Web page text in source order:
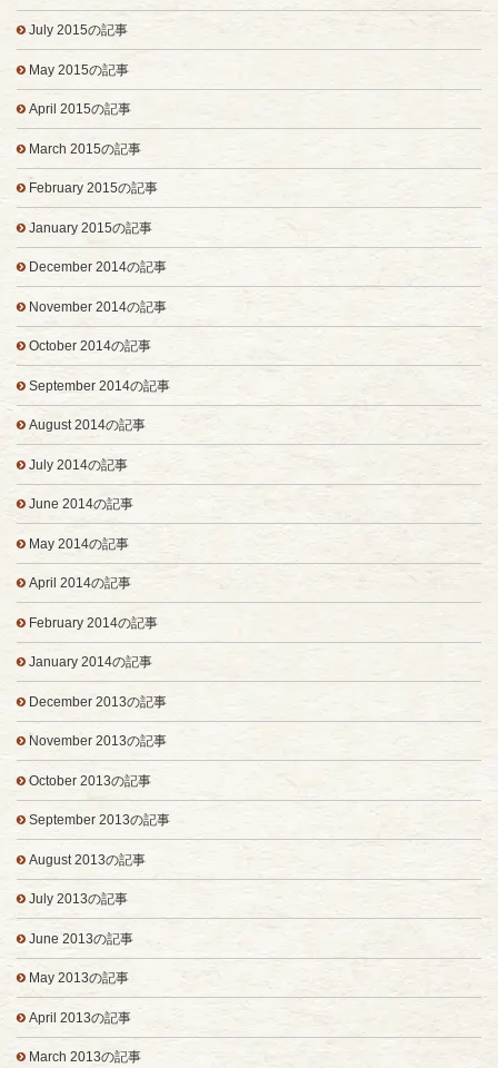
July 2015の記事
May 2015の記事
April 2015の記事
March 2015の記事
February 2015の記事
January 2015の記事
December 2014の記事
November 2014の記事
October 2014の記事
September 2014の記事
August 2014の記事
July 2014の記事
June 2014の記事
May 2014の記事
April 2014の記事
February 2014の記事
January 2014の記事
December 2013の記事
November 2013の記事
October 2013の記事
September 2013の記事
August 2013の記事
July 2013の記事
June 2013の記事
May 2013の記事
April 2013の記事
March 2013の記事